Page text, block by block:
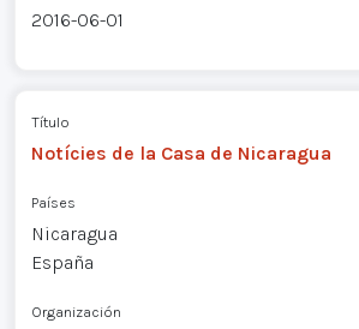
2016-06-01
Título
Notícies de la Casa de Nicaragua
Países
Nicaragua
España
Organización